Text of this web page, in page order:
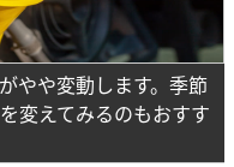
やや変動します。季節
変えてみるのもおすす